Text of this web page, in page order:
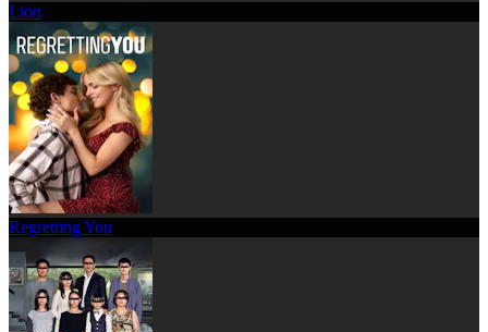
Lion
Regretting You